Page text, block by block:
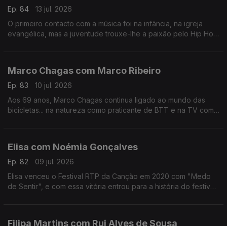
Ep. 84
13 jul. 2026
O primeiro contacto com a música foi na infância, na igreja
evangélica, mas a juventude trouxe-lhe a paixão pelo Hip Hop
Marco Chagas com Marco Ribeiro
Ep. 83
10 jul. 2026
Aos 69 anos, Marco Chagas continua ligado ao mundo das
bicicletas... na natureza como praticante de BTT e na TV como
Elisa com Noémia Gonçalves
Ep. 82
09 jul. 2026
Elisa venceu o Festival RTP da Canção em 2020 com "Medo
de Sentir", e com essa vitória entrou para a história do festival,
Filipa Martins com Rui Alves de Sousa